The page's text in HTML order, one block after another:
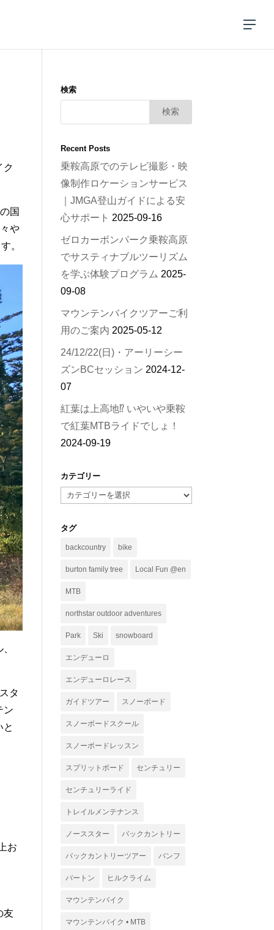
ク
国
や
。
タ
ン
と
お
友
検索
Recent Posts
乗鞍高原でのテレビ撮影・映
像制作ロケーションサービス
｜JMGA登山ガイドによる安
心サポート 2025-09-16
ゼロカーボンパーク乗鞍高原
でサスティナブルツーリズム
を学ぶ体験プログラム 2025-
09-08
マウンテンバイクツアーご利
用のご案内 2025-05-12
24/12/22(日)・アーリーシー
ズンBCセッション 2024-12-
07
紅葉は上高地⁉︎ いやいや乗鞍
で紅葉MTBライドでしょ！
2024-09-19
カテゴリー
カ
ゴ
リ
タグ
backcountry bike
burton family tree Local Fun @en
MTB
northstar outdoor adventures
Park Ski snowboard
エンデューロ
エンデューロレース
ガイドツアー スノーボード
スノーボードスクール
スノーボードレッスン
スプリットボード センチュリー
センチュリーライド
トレイルメンテナンス
ノーススター バックカントリー
バックカントリーツアー バンフ
バートン ヒルクライム
マウンテンバイク
マウンテンバイク • MTB